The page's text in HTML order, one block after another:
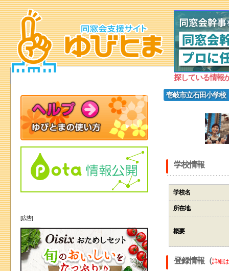
探している情報
壱岐市立石田小学校
学校情報
学校名
所在地
概要
登録情報（詳細
[広告]